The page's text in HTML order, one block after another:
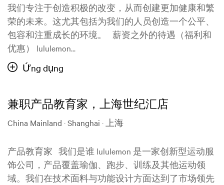
我们专注于创造积极的改变，从而创建更加健康和繁
荣的未来。这尤其包括为我们的人员创造一个公平、
包容和注重成长的环境。 薪资之外的待遇（福利和
优惠） lululemon...
Ứng dụng
兼职产品教育家，上海世纪汇店
China Mainland · Shanghai · 上海
产品教育家 我们是谁 lululemon 是一家创新型运动服
饰公司，产品覆盖瑜伽、跑步、训练及其他运动领
域。我们在技术面料与功能设计方面达到了市场领先